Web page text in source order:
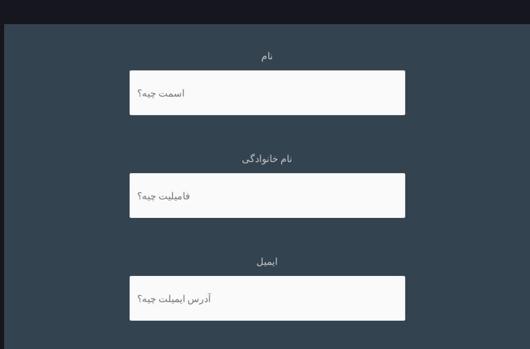
نام
نام خانوادگی
ایمیل